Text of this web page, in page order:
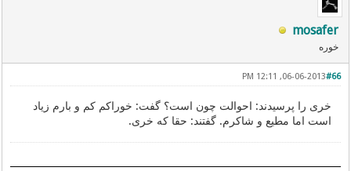
mosafer
خوره
#66
06-06-2013, 12:11 PM
خری را پرسیدند: احوالت چون است؟ گفت: خوراکم کم و بارم زیاد
است اما مطیع و شاکرم. گفتند: حقا که خری.